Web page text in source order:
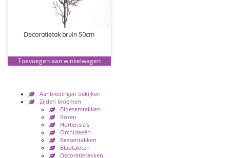
Aanbiedingen bekijken
Zijden bloemen
Bloesemtakken
Rozen
Hortensia’s
Orchideeën
Bessentakken
Bladtakken
Decoratietakken
Decoratietak bruin 50cm
Toevoegen aan winkelwagen